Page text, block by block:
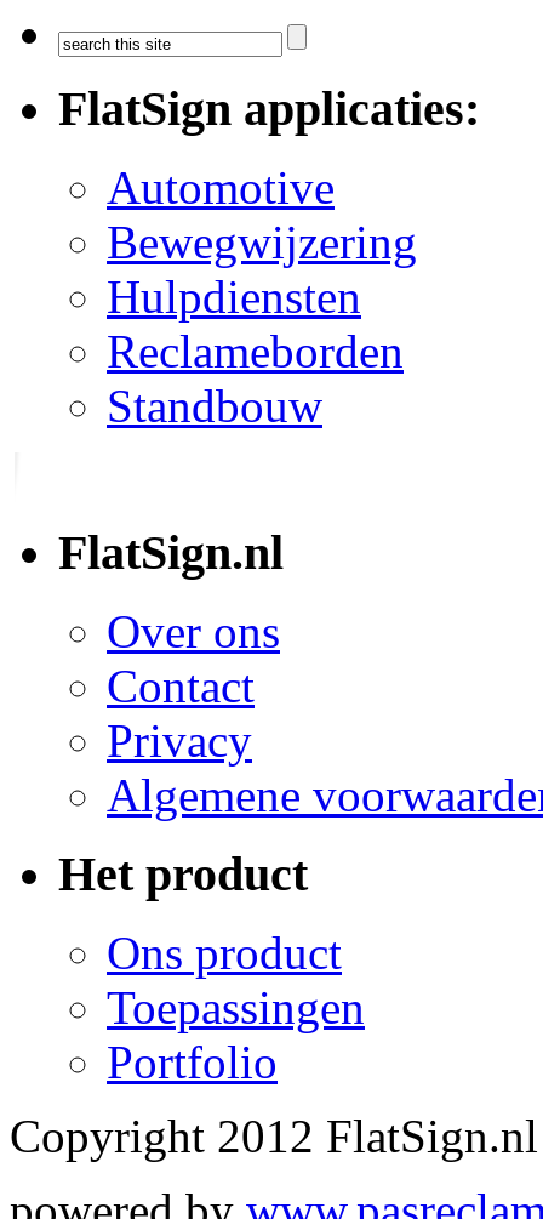
FlatSign applicaties:
Automotive
Bewegwijzering
Hulpdiensten
Reclameborden
Standbouw
FlatSign.nl
Over ons
Contact
Privacy
Algemene
Het product
Ons product
Toepassingen
Portfolio
Copyright 2012 FlatSign.nl